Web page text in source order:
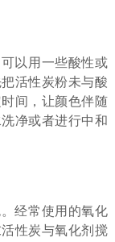
以用一些酸性或
活性炭粉未与酸
间，让颜色伴随
净或者进行中和
经常使用的氧化
性炭与氧化剂搅